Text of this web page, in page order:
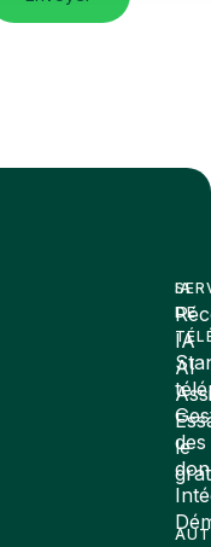
DE
des
IA
IA
AI
le